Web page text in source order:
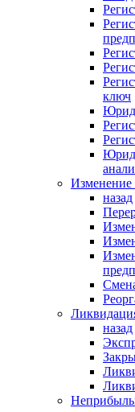
ключ
Изменение
назад
назад